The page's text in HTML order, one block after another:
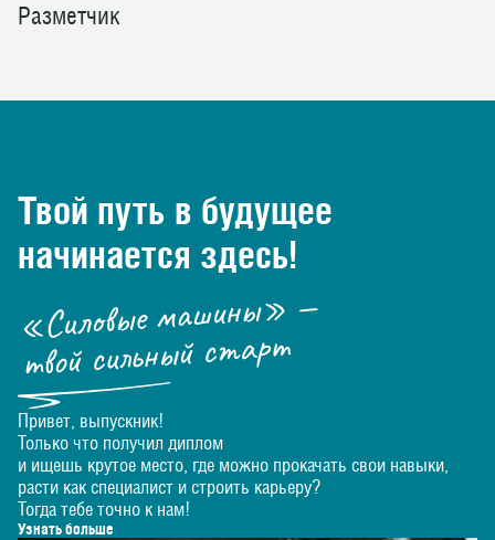
Разметчик
Твой путь в будущее
начинается здесь!
Привет, выпускник!
Только что получил диплом
и ищешь крутое место, где можно прокачать свои навыки,
расти как специалист и строить карьеру?
Тогда тебе точно к нам!
Узнать больше